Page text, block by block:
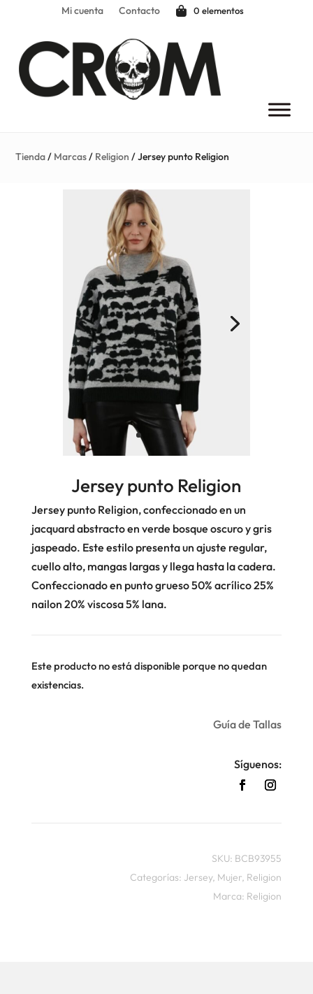
Mi cuenta Contacto 0 elementos
Tienda/ Marcas/ Religion / Jersey punto Religion
Jersey punto Religion
Jersey punto Religion, confeccionado en un
jacquard abstracto en verde bosque oscuro y gris
jaspeado. Este estilo presenta un ajuste regular,
cuello alto, mangas largas y llega hasta la cadera.
Confeccionado en punto grueso 50% acrílico 25%
nailon 20% viscosa 5% lana.
Este producto no está disponible porque no quedan
existencias.
Guía de Tallas
Síguenos:
SKU: BCB93955
Categorías: Jersey, Mujer, Religion
Marca: Religion